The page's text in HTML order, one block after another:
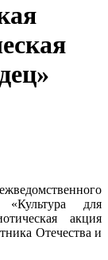
«Культура для
акция
Отечества и